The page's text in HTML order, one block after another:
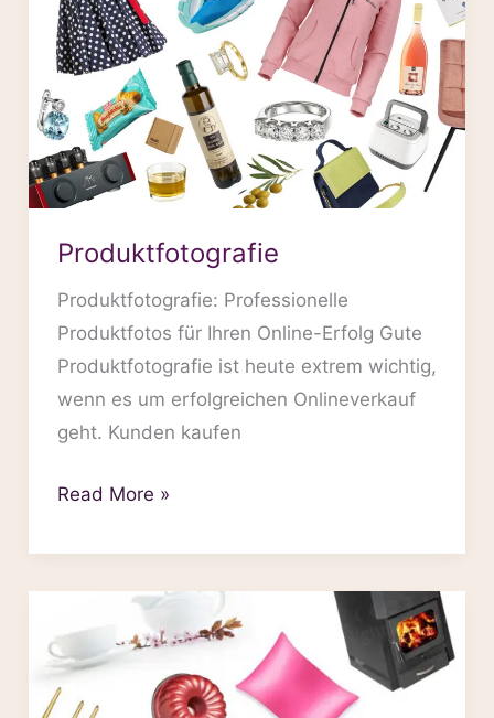
Produktfotografie
Produktfotografie: Professionelle
Produktfotos für Ihren Online-Erfolg Gute
Produktfotografie ist heute extrem wichtig,
wenn es um erfolgreichen Onlineverkauf
geht. Kunden kaufen
Read More »
Φωτογραφίες
προϊόντων
για
Skroutz.gr